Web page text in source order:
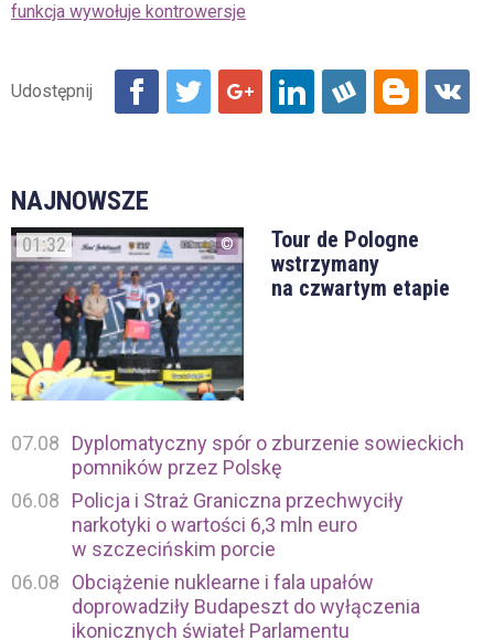
funkcja wywołuje kontrowersje
NAJNOWSZE
01:32
Tour de Pologne
wstrzymany
na czwartym etapie
07.08
Dyplomatyczny spór o zburzenie sowieckich
pomników przez Polskę
06.08
Policja i Straż Graniczna przechwyciły
narkotyki o wartości 6,3 mln euro
w szczecińskim porcie
06.08
Obciążenie nuklearne i fala upałów
doprowadziły Budapeszt do wyłączenia
ikonicznych świateł Parlamentu